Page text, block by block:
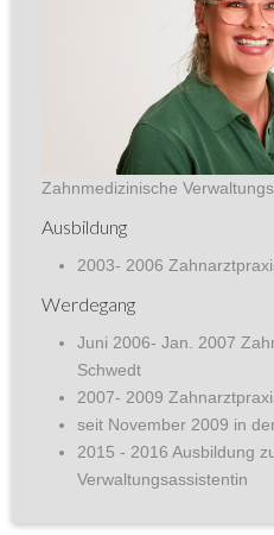
Zahnmedizinische
Ausbildung
2003- 2006
Werdegang
Juni 2006- Jan. 2007
Schwedt
2007- 2009
seit November 2009 in
2015 - 2016 Ausbildung
Verwaltungsassistentin